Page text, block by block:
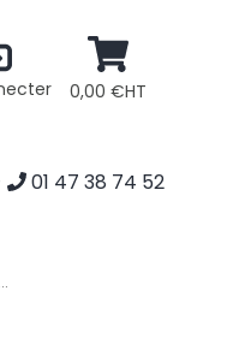
0,00 €HT
01 47 38 74 52